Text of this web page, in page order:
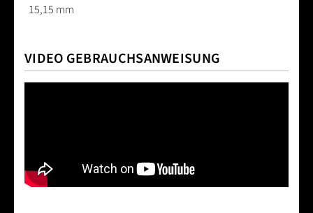
15,15 mm
VIDEO GEBRAUCHSANWEISUNG